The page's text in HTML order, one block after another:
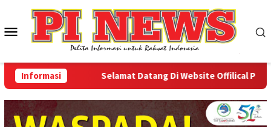
konten
Menu
Mobile
Informasi Selamat Datang Di Website Offilical PI-